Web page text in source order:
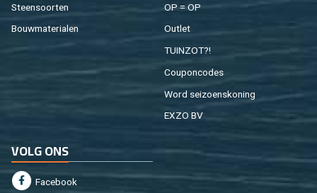
Steen­soor­ten
Bouw­ma­te­ri­a­len
OP = OP
Out­let
TUIN­ZOT?!
Cou­pon­co­des
Word sei­zoens­ko­ning
EXZO BV
VOLG ONS
Fa­cebook